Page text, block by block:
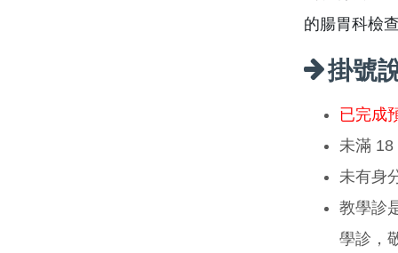
的腸胃科檢
掛號
已完成
未滿 18
未有身
教學診
學診，